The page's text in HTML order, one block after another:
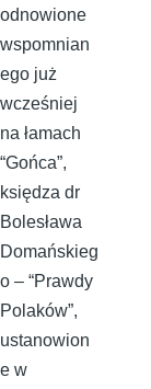
odnowione
wspomnian
ego już
wcześniej
na łamach
“Gońca”,
księdza dr
Bolesława
Domańskieg
o – “Prawdy
Polaków”,
ustanowion
e w